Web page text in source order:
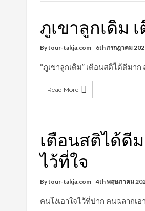
ภูเขาลูกเดิม
Bytour-takja.com 6th กรกฎาคม
“ภูเขาลูกเดิม” เตือนสติได้ดีมาก
Read More
เตือนสติได้ดี
ไว้ที่ใจ
Bytour-takja.com 4th พฤษภาคม
คนโง่เอาใจไว้ที่ปาก คนฉลากเ